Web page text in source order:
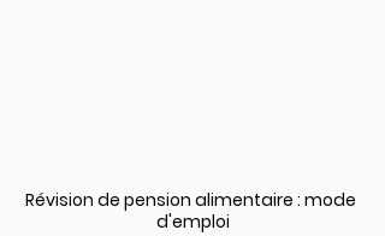
Révision de pension alimentaire : mode
d'emploi